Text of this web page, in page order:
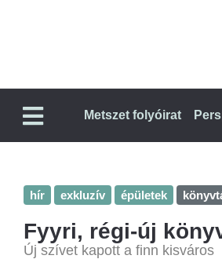
Metszet folyóirat
hír exkluzív épületek
Fyyri, régi-új
Új szívet kapott a finn kisváros